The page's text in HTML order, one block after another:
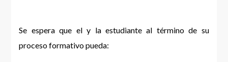
Se espera que el y la estudiante al término de su
proceso formativo pueda: